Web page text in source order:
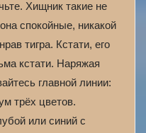
Хищник такие не
спокойные, никакой
тигра. Кстати, его
кстати. Наряжая
главной линии:
трёх цветов.
или синий с